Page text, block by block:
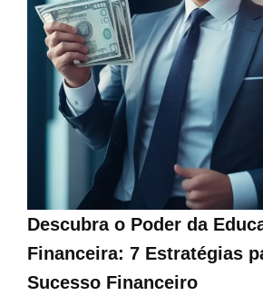
Descubra o Poder da
Financeira: 7 Estratégias
Sucesso Financeiro